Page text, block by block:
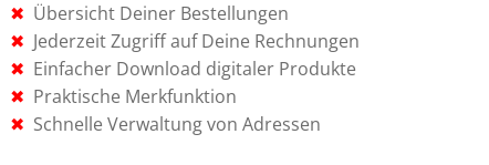
Übersicht Deiner Bestellungen
Jederzeit Zugriff auf Deine Rechnungen
Einfacher Download digitaler Produkte
Praktische Merkfunktion
Schnelle Verwaltung von Adressen